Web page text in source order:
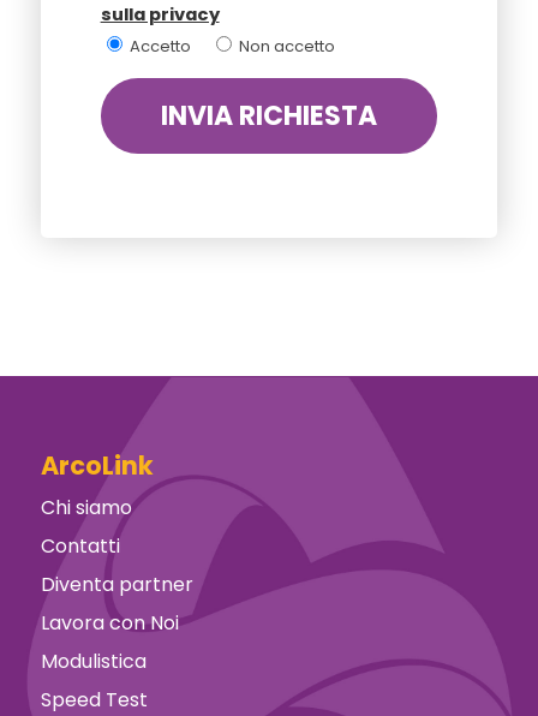
sulla privacy
Accetto Non accetto
ArcoLink
Chi siamo
Contatti
Diventa partner
Lavora con Noi
Modulistica
Speed Test